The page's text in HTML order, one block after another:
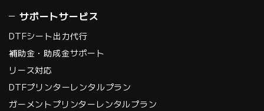
サポートサービス
DTFシート出力代行
補助金・助成金サポート
リース対応
DTFプリンターレンタルプラン
ガーメントプリンターレンタルプラン